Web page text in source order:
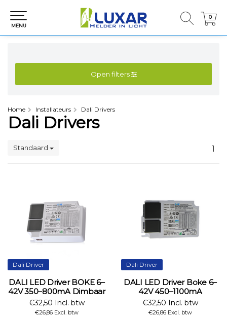
0
0
MENU
Open filters
Home Installateurs Dali Drivers
Dali Drivers
Standaard 1
Dali Driver
DALI LED Driver BOKE 6–
42V 350–800mA Dimbaar
€32,50 Incl. btw
€26,86 Excl. btw
Dali Driver
DALI LED Driver Boke 6–
42V 450–1100mA
€32,50 Incl. btw
€26,86 Excl. btw